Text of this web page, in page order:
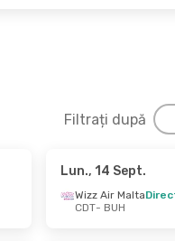
Filtrați după
Direct
Lun., 14 Sept.
Wizz Air Malta
CDT- BUH